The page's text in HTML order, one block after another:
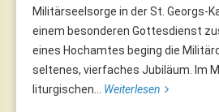
Militärseelsorge in der St. Georgs-
einem besonderen Gottesdienst
eines Hochamtes beging die
seltenes, vierfaches Jubiläum. Im
liturgischen... Weiterlesen